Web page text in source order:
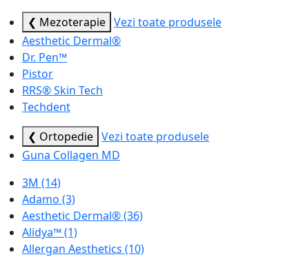
❮ Mezoterapie Vezi toate produsele
Aesthetic Dermal®
Dr. Pen™
Pistor
RRS® Skin Tech
Techdent
❮ Ortopedie Vezi toate produsele
Guna Collagen MD
3M (14)
Adamo (3)
Aesthetic Dermal®(36)
Alidya™(1)
Allergan Aesthetics (10)